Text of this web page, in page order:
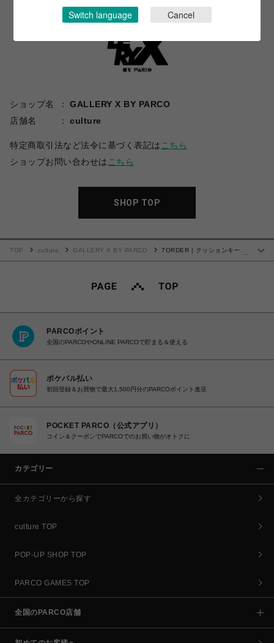
ショップ名
GALLERY X BY PARCO
店舗名
culture
特定商取引法など法令に基づく表記は こちら
ショップお問い合わせは こちら
SHOP TOP
…
TOP culture GALLERY X BY PARCO
7ORDER | クッションキーホ
PARCOポイント
全国のPARCOやONLINE PARCOで貯まる＆使える
ポケパル払い
初回登録＆お買物で最大1,500円分のPARCOポイント進呈
POCKET PARCO（公式アプリ）
コイン＆クーポンでPARCOでのお買い物がオトクに
カテゴリー
全カテゴリーから探す
culture TOP
POP-UP SHOP TOP
PARCO GAMES TOP
全国のPARCO店舗
Switch language Cancel